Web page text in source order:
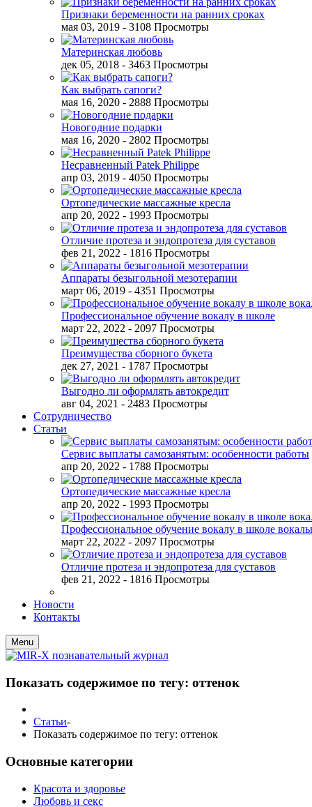
Признаки беременности на ранних сроках
мая 03, 2019 - 3108 Просмотры
Материнская любовь
дек 05, 2018 - 3463 Просмотры
Как выбрать сапоги?
мая 16, 2020 - 2888 Просмотры
Новогодние подарки
мая 16, 2020 - 2802 Просмотры
Несравненный Patek Philippe
апр 03, 2019 - 4050 Просмотры
Ортопедические массажные кресла
апр 20, 2022 - 1993 Просмотры
Отличие протеза и эндопротеза для суставов
фев 21, 2022 - 1816 Просмотры
Аппараты безыгольной мезотерапии
март 06, 2019 - 4351 Просмотры
Профессиональное обучение вокалу в школе
март 22, 2022 - 2097 Просмотры
Преимущества сборного букета
дек 27, 2021 - 1787 Просмотры
Выгодно ли оформлять автокредит
авг 04, 2021 - 2483 Просмотры
Сотрудничество
Статьи
Сервис выплаты самозанятым: особенности работы
апр 20, 2022 - 1788 Просмотры
Ортопедические массажные кресла
апр 20, 2022 - 1993 Просмотры
Профессиональное обучение вокалу в школе
март 22, 2022 - 2097 Просмотры
Отличие протеза и эндопротеза для суставов
фев 21, 2022 - 1816 Просмотры
Новости
Контакты
Menu
Показать содержимое по тегу: оттенок
Статьи-
Показать содержимое по тегу: оттенок
Основные категории
Красота и здоровье
Любовь и секс